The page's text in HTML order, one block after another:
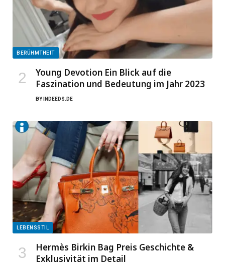
BERÜHMTHEIT
Young Devotion Ein Blick auf die
Faszination und Bedeutung im Jahr 2023
BY INDEEDS.DE
LEBENSSTIL
Hermès Birkin Bag Preis Geschichte &
Exklusivität im Detail